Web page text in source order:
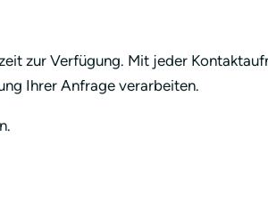
zur Verfügung. Mit jeder
Ihrer Anfrage verarbeiten.